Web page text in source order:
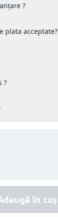
?
plata acceptate?
?
în coș